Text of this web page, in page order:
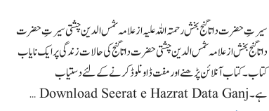
سیرتِ حضرت داتا گنج بخش رحمتہ اللہ علیہ از علامہ شمس الدین چشتی سیرتِ حضرت
داتا گنج بخش از علامہ شمس الدین چشتی حضرت داتا گنج کی حالات زندگی پر ایک نایاب
کتاب۔ کتاب آنلائن پڑھنے اور مفت ڈاونلوڈ کرنے کے لئے دستیاب
ہے۔ Download Seerat e Hazrat Data Ganj …